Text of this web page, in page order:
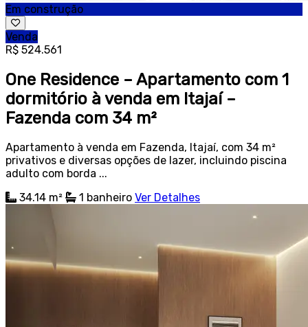
Em construção
Venda
R$ 524.561
One Residence – Apartamento com 1
dormitório à venda em Itajaí –
Fazenda com 34 m²
Apartamento à venda em Fazenda, Itajaí, com 34 m²
privativos e diversas opções de lazer, incluindo piscina
adulto com borda ...
34.14 m²
1 banheiro Ver Detalhes